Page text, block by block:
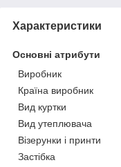
Характеристики
Основні атрибути
Виробник
Країна виробник
Вид куртки
Вид утеплювача
Візерунки і принти
Застібка